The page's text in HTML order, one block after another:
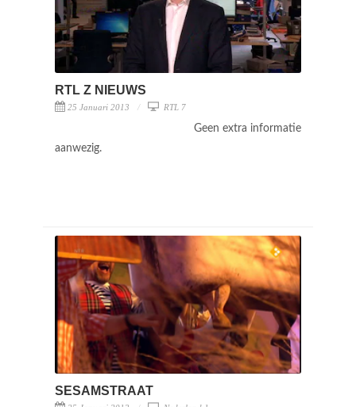
RTL Z NIEUWS
25 Januari 2013 RTL 7
Geen extra informatie
aanwezig.
SESAMSTRAAT